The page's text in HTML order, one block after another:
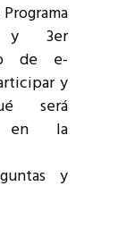
y 3er
de e-
y
será
en la
y